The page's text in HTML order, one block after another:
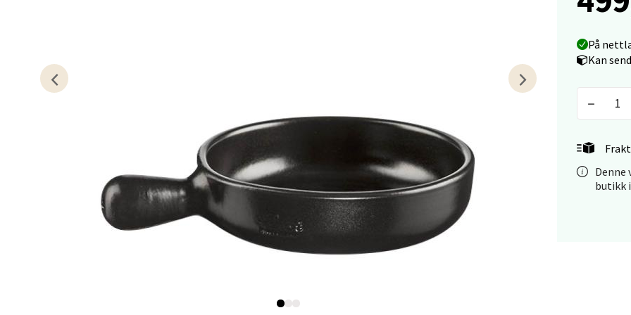
På
Kan
Denne
butikk
Oslo - Linderud
Erich Mogensøns vei 38, 0594 Oslo
Åpent i dag 10-19
0 i butikk
Bryne/Jæren - M44
Åpent i dag 10-18